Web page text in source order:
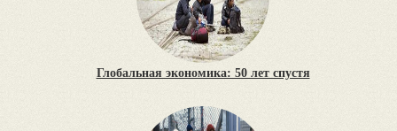
Глобальная экономика: 50 лет спустя